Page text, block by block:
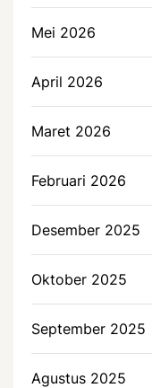
Mei 2026
April 2026
Maret 2026
Februari 2026
Desember 2025
Oktober 2025
September 2025
Agustus 2025